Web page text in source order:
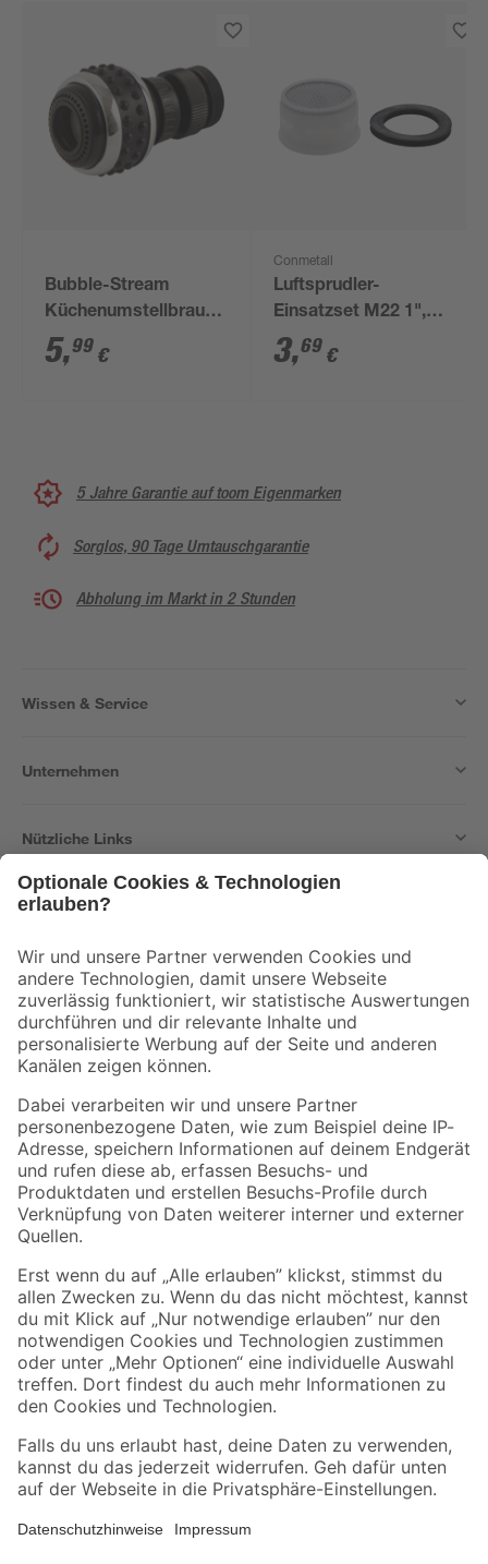
Bubble-Stream
Küchenumstellbrause
schwarz M22/M24
5,99 €
Conmetall
Luftsprudler-
Einsatzset M22 1",
M24 1"
3,69 €
5 Jahre Garantie auf toom Eigenmarken
Sorglos, 90 Tage Umtauschgarantie
Abholung im Markt in 2 Stunden
Wissen & Service
Unternehmen
Nützliche Links
Bleib auf dem Laufenden mit unserem Newsletter
Der toom Newsletter: Keine Angebote und Aktionen mehr verpassen!
Zur Newsletter Anmeldung
Folge uns
Zahlungsarten Versandarten
Sicher einkaufen
Jetzt die toom-App herunterladen
Alle Preisangaben in EUR inkl. gesetzl. MwSt.. Die dargestellten Angebote sind unter
Umständen nicht in allen Märkten verfügbar. Die angegebenen Verfügbarkeiten beziehen
Produkte nur solange der Vorrat reicht.
*Paketversand ab 59 € versandkostenfrei, gilt nicht für Artikel mit Speditionsversand, hier